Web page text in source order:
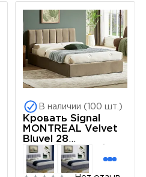
В наличии (100 шт.)
Кровать Signal
MONTREAL Velvet
Bluvel 28
(бежевый) 120/200